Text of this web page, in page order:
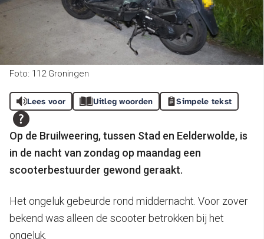
Foto: 112 Groningen
Lees voor Uitleg woorden Simpele tekst
Op de Bruilweering, tussen Stad en Eelderwolde, is
in de nacht van zondag op maandag een
scooterbestuurder gewond geraakt.
Het ongeluk gebeurde rond middernacht. Voor zover
bekend was alleen de scooter betrokken bij het
ongeluk.